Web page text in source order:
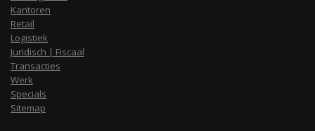
Kantoren
Retail
Logistiek
Juridisch | Fiscaal
Transacties
Werk
Specials
Sitemap